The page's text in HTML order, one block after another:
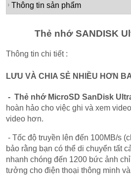
Thông tin sản phẩm
Thẻ nhớ SANDISK
Thông tin chi tiết :
LƯU VÀ CHIA SẺ NHIỀU HƠN
- Thẻ nhớ MicroSD SanDisk
hoàn hảo cho việc ghi và xem
video hơn.
- Tốc độ truyền lên đến 100MB/s
bảo rằng bạn có thể di chuyển tất
nhanh chóng đến 1200 bức ảnh
tưởng cho điện thoại thông minh